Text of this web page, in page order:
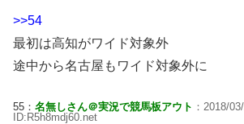
>>54
最初は高知がワイド対象外
途中から名古屋もワイド対象外に
55： 名無しさん＠実況で競馬板アウト ：2018/
ID:R5h8mdj60.net